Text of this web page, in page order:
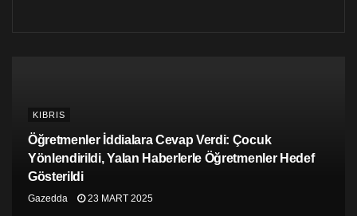
KIBRIS
Öğretmenler İddialara Cevap Verdi: Çocuk
Yönlendirildi, Yalan Haberlerle Öğretmenler Hedef
Gösterildi
Gazedda 23 MART 2025